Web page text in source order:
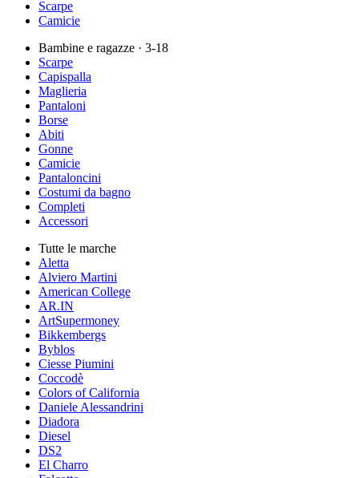
Scarpe
Camicie
Bambine e ragazze · 3-18
Scarpe
Capispalla
Maglieria
Pantaloni
Borse
Abiti
Gonne
Camicie
Pantaloncini
Costumi da bagno
Completi
Accessori
Tutte le marche
Aletta
Alviero Martini
American College
AR.IN
ArtSupermoney
Bikkembergs
Byblos
Ciesse Piumini
Coccodè
Colors of California
Daniele Alessandrini
Diadora
Diesel
DS2
El Charro